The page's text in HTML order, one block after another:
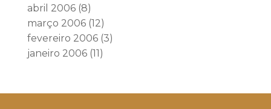
abril 2006(8)
março 2006(12)
fevereiro 2006(3)
janeiro 2006(11)